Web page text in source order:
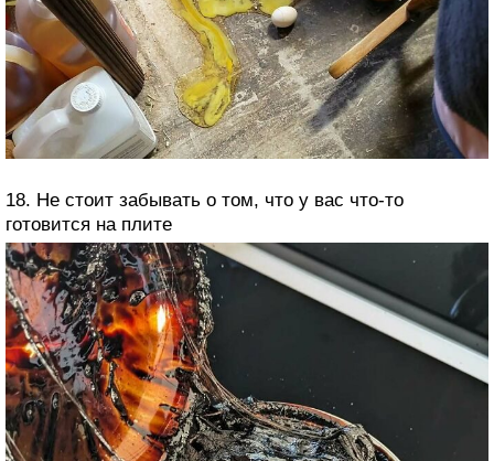
18. Не стоит забывать о том, что у вас что-то
готовится на плите